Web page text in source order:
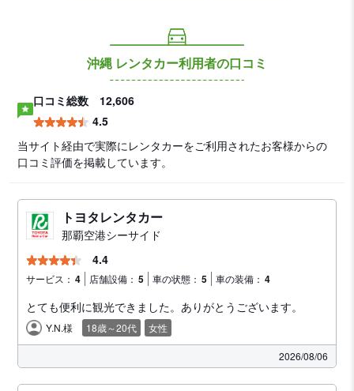
沖縄 レンタカー利用者の口コミ
口コミ総数
12,606
4.5
当サイト経由で実際にレンタカーをご利用されたお客様からの
口コミ評価を掲載しています。
トヨタレンタカー
那覇空港シーサイド
4.4
サービス： 4 店舗設備： 5 車の状態： 5 車の装備： 4
とても便利に観光できました。ありがとうございます。
Y.N.様 18歳～20代 女性
2026/08/06